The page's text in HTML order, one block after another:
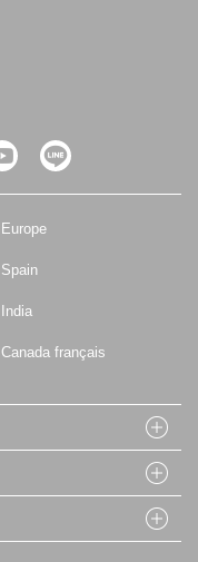
Europe
Spain
India
Canada français